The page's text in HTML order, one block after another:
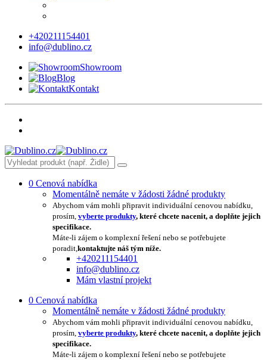
+420211154401
info@dublino.cz
Showroom
Blog
Kontakt
0 Cenová nabídka
Momentálně nemáte v žádosti žádné produkty
Abychom vám mohli připravit individuální cenovou nabídku,
prosím, vyberte produkty, které chcete nacenit, a doplňte jejich
specifikace.
Máte-li zájem o komplexní řešení nebo se potřebujete
poradit,kontaktujte náš tým níže.
+420211154401
info@dublino.cz
Mám vlastní projekt
0 Cenová nabídka
Momentálně nemáte v žádosti žádné produkty
Abychom vám mohli připravit individuální cenovou nabídku,
prosím, vyberte produkty, které chcete nacenit, a doplňte jejich
specifikace.
Máte-li zájem o komplexní řešení nebo se potřebujete